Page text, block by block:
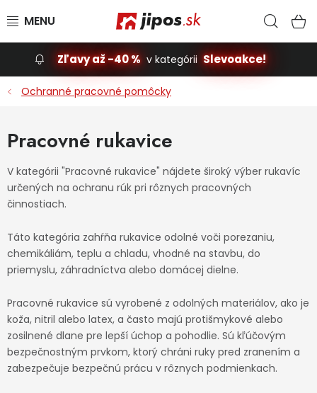
Slevoakce
Záhrada
Príslušenstvo pre automobily
Vybavenie a hračky pre deti
Domácnosť
Ochranné pracovné pomôcky
Vianoce
Zľavy až -40 % v kategórii Slevoakce!
Ochranné pracovné pomôcky
Pracovné rukavice
V kategórii "Pracovné rukavice" nájdete široký výber rukavíc
určených na ochranu rúk pri rôznych pracovných
činnostiach.
Táto kategória zahŕňa rukavice odolné voči porezaniu,
chemikáliám, teplu a chladu, vhodné na stavbu, do
priemyslu, záhradníctva alebo domácej dielne.
Pracovné rukavice sú vyrobené z odolných materiálov, ako je
koža, nitril alebo latex, a často majú protišmykové alebo
zosilnené dlane pre lepší úchop a pohodlie. Sú kľúčovým
bezpečnostným prvkom, ktorý chráni ruky pred zranením a
zabezpečuje bezpečnú prácu v rôznych podmienkach.